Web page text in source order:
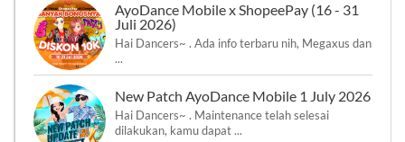
AyoDance Mobile x ShopeePay (16 - 31
Juli 2026)
Hai Dancers~ . Ada info terbaru nih, Megaxus dan
...
New Patch AyoDance Mobile 1 July 2026
Hai Dancers~ . Maintenance telah selesai
dilakukan, kamu dapat ...